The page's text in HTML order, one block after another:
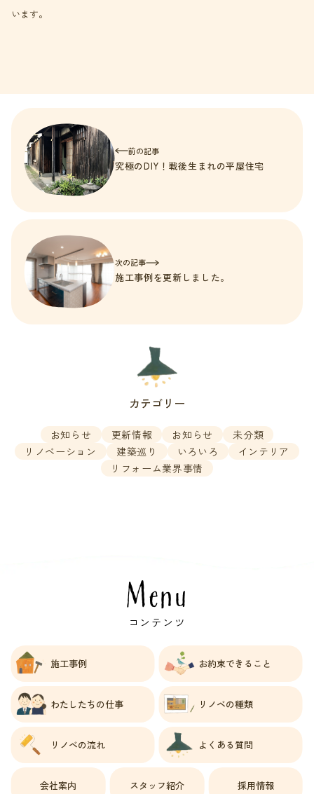
います。
前の記事
究極のDIY！戦後生まれの平屋住宅
次の記事
施工事例を更新しました。
カテゴリー
お知らせ 更新情報 お知らせ
未分類
リノベーション
建築巡り いろいろ
インテリア
リフォーム業界事情
Menu
コンテンツ
施工事例 お約束できること
わたしたちの仕事 リノベの種類
リノベの流れ よくある質問
会社案内 スタッフ紹介 採用情報